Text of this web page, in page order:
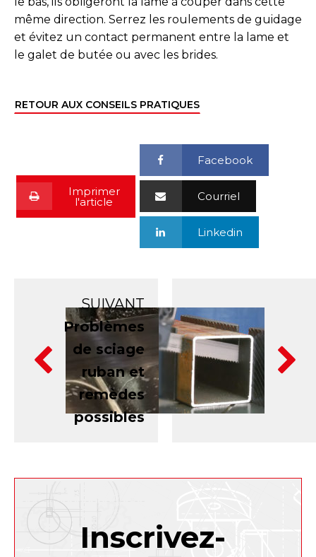
même direction. Serrez les roulements de guidage
et évitez un contact permanent entre la lame et
le galet de butée ou avec les brides.
RETOUR AUX CONSEILS PRATIQUES
Imprimer
l'article
Facebook
Courriel
Linkedin
PRÉCÉDENT
Rodage du
ruban scie
SUIVANT
Problèmes
de sciage
ruban et
remèdes
possibles
Inscrivez-